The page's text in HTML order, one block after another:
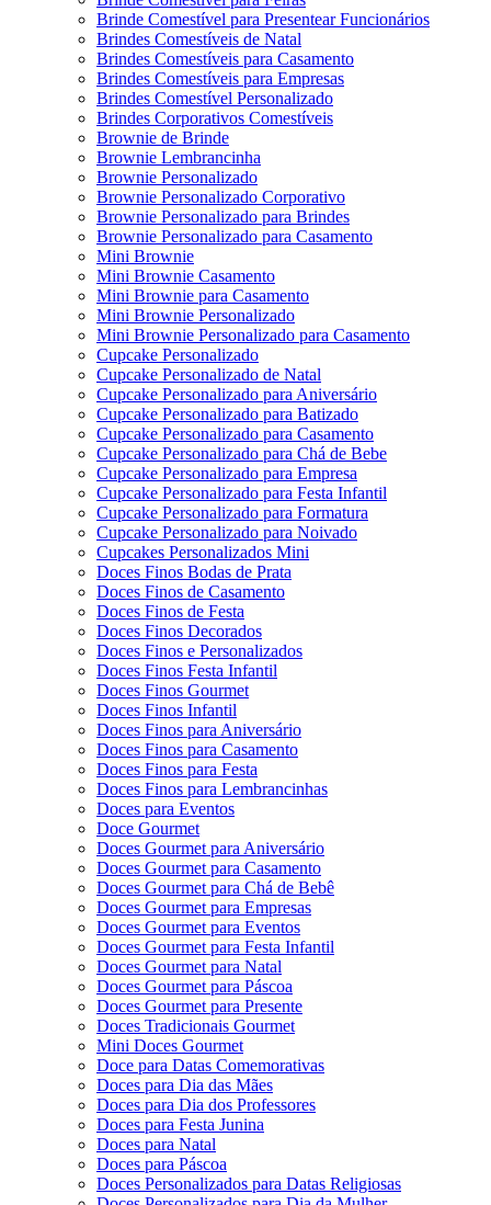
Brinde Comestível para Presentear Funcionários
Brindes Comestíveis de Natal
Brindes Comestíveis para Casamento
Brindes Comestíveis para Empresas
Brindes Comestível Personalizado
Brindes Corporativos Comestíveis
Brownie de Brinde
Brownie Lembrancinha
Brownie Personalizado
Brownie Personalizado Corporativo
Brownie Personalizado para Brindes
Brownie Personalizado para Casamento
Mini Brownie
Mini Brownie Casamento
Mini Brownie para Casamento
Mini Brownie Personalizado
Mini Brownie Personalizado para Casamento
Cupcake Personalizado
Cupcake Personalizado de Natal
Cupcake Personalizado para Aniversário
Cupcake Personalizado para Batizado
Cupcake Personalizado para Casamento
Cupcake Personalizado para Chá de Bebe
Cupcake Personalizado para Empresa
Cupcake Personalizado para Festa Infantil
Cupcake Personalizado para Formatura
Cupcake Personalizado para Noivado
Cupcakes Personalizados Mini
Doces Finos Bodas de Prata
Doces Finos de Casamento
Doces Finos de Festa
Doces Finos Decorados
Doces Finos e Personalizados
Doces Finos Festa Infantil
Doces Finos Gourmet
Doces Finos Infantil
Doces Finos para Aniversário
Doces Finos para Casamento
Doces Finos para Festa
Doces Finos para Lembrancinhas
Doces para Eventos
Doce Gourmet
Doces Gourmet para Aniversário
Doces Gourmet para Casamento
Doces Gourmet para Chá de Bebê
Doces Gourmet para Empresas
Doces Gourmet para Eventos
Doces Gourmet para Festa Infantil
Doces Gourmet para Natal
Doces Gourmet para Páscoa
Doces Gourmet para Presente
Doces Tradicionais Gourmet
Mini Doces Gourmet
Doce para Datas Comemorativas
Doces para Dia das Mães
Doces para Dia dos Professores
Doces para Festa Junina
Doces para Natal
Doces para Páscoa
Doces Personalizados para Datas Religiosas